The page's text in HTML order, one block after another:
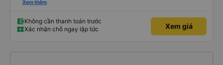
xấu thì mình ngược lại nha. Bạn ấy nhắc nhở rất đúng. 2 bác nói rất to. To
bạn ấy nha. Nếu bạn ấy bị trừ thì bảo bạn ấy liên hệ sđt của mình, mình hỗ
trợ ạ. Số mình đuôi 666, chuyến ĐH-NT ngày 16/1. À các bạn nữ lễ tân xinh
iu còn đổi cho mình phòng đơn sang đôi xong còn note là (một mình) yêu
Xem thêm
Không cần thanh toán trước
Xác nhận chỗ ngay lập tức
Xem giá